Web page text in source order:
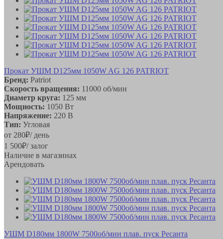
Прокат УШМ D125мм 1050W AG 126 PATRIOT
Бренд: Patriot
Скорость вращения: 11000 об/мин
Диаметр круга: 125 мм
Мощность: 1050 Вт
Напряжение: 220 В
Тип: Угловая
от 280₽/ день
1 500₽/ залог
Наличие в магазинах
Арендовать
УШМ D180мм 1800W 7500об/мин плав. пуск Ресанта